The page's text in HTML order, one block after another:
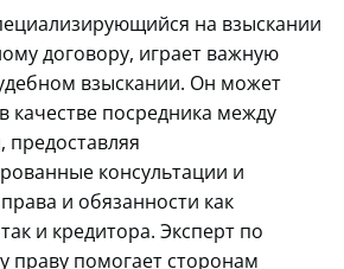
на взыскании
договору, играет важную
взыскании. Он может
качестве посредника между
предоставляя
консультации и
и обязанности как
и кредитора. Эксперт по
праву помогает сторонам